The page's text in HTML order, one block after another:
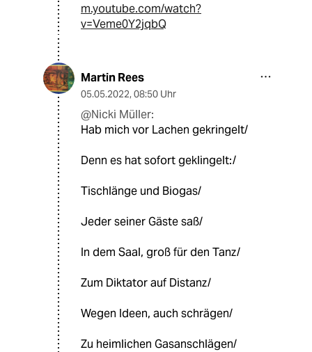
m.youtube.com/watch?
v=Veme0Y2jqbQ
Martin Rees
05.05.2022, 08:50 Uhr
@Nicki Müller:
Hab mich vor Lachen gekringelt/
Denn es hat sofort geklingelt:/
Tischlänge und Biogas/
Jeder seiner Gäste saß/
In dem Saal, groß für den Tanz/
Zum Diktator auf Distanz/
Wegen Ideen, auch schrägen/
Zu heimlichen Gasanschlägen/